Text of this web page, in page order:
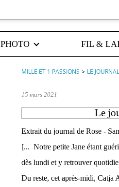
PHOTO FIL &
MILLE ET 1 PASSIONS > LE
15 mars 2021
Le
Extrait du journal de Rose -
[... Notre petite Jane étant
dès lundi et y retrouver
Du reste, cet après-midi, Catja